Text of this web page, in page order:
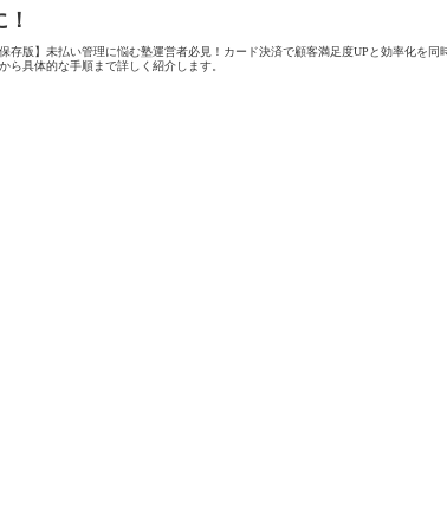
！
保存版】未払い管理に悩む塾運営者必見！カード決済で顧客満足度UPと効率化を同
から具体的な手順まで詳しく紹介します。